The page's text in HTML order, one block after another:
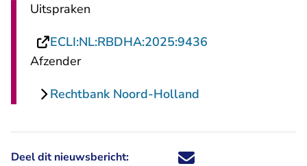
Uitspraken
ECLI:NL:RBDHA:2025:9436
Afzender
Rechtbank Noord-Holland
Deel dit nieuwsbericht: Deel dit nieuwsbericht via X -
Deel dit nieuwsbericht via
Deel dit nieuwsbericht
Deel dit